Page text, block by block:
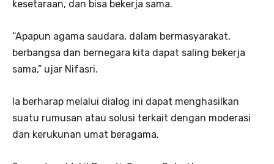
kesetaraan, dan bisa bekerja sama.
“Apapun agama saudara, dalam bermasyarakat,
berbangsa dan bernegara kita dapat saling bekerja
sama,” ujar Nifasri.
Ia berharap melalui dialog ini dapat menghasilkan
suatu rumusan atau solusi terkait dengan moderasi
dan kerukunan umat beragama.